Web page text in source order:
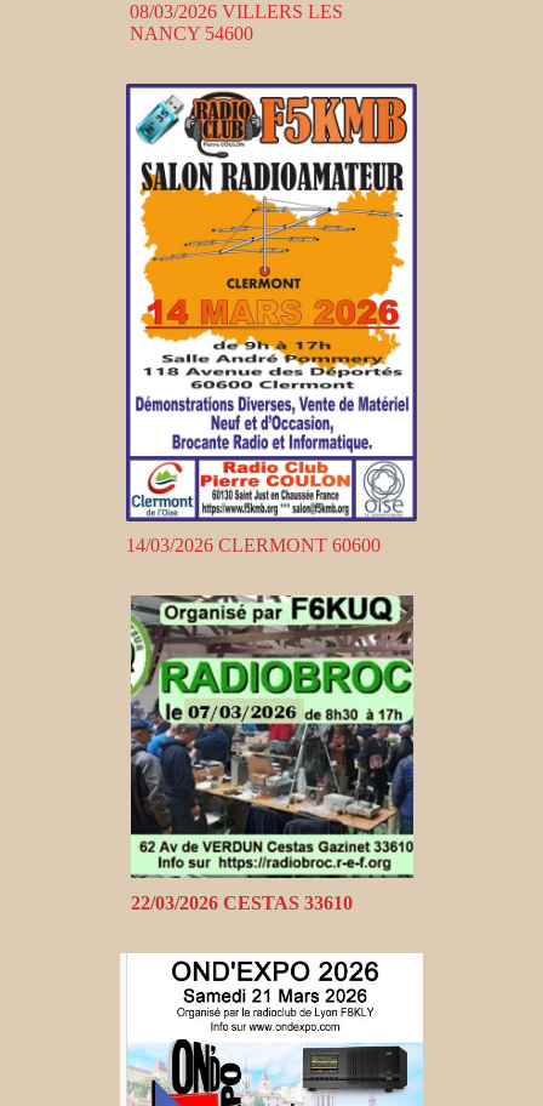
08/03/2026 VILLERS LES
NANCY 54600
14/03/2026 CLERMONT 60600
22/03/2026 CESTAS 33610